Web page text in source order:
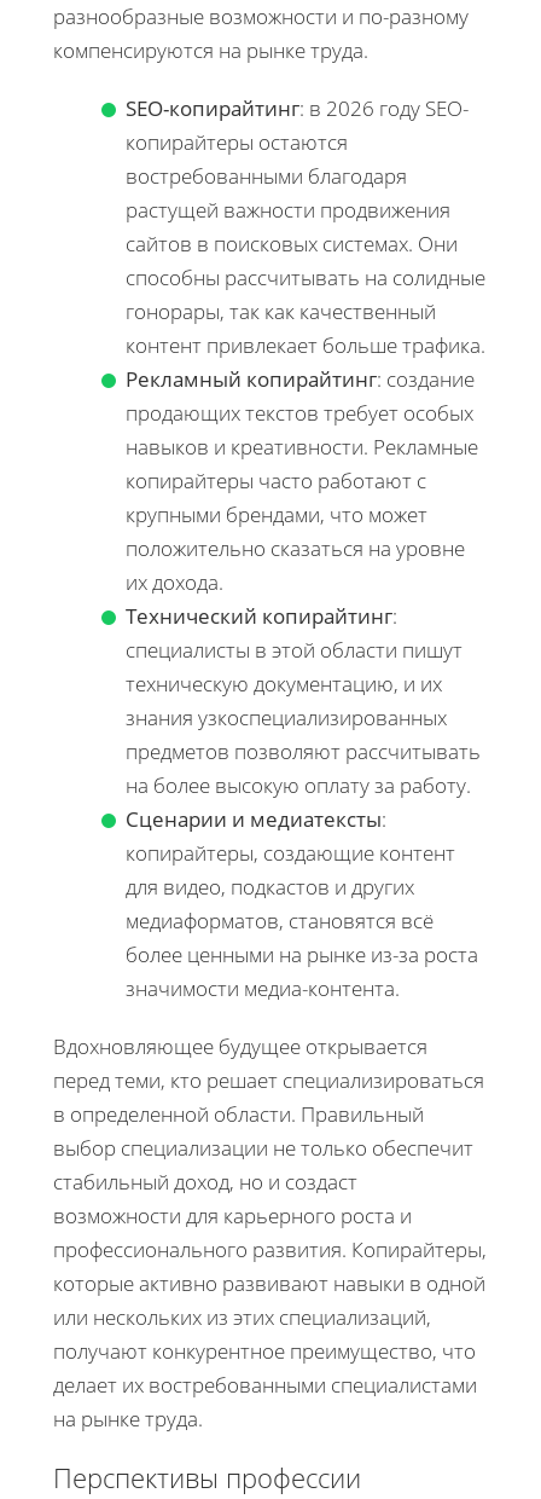
разнообразные возможности и по-разному
компенсируются на рынке труда.
SEO-копирайтинг: в 2026 году SEO-
копирайтеры остаются
востребованными благодаря
растущей важности продвижения
сайтов в поисковых системах. Они
способны рассчитывать на солидные
гонорары, так как качественный
контент привлекает больше трафика.
Рекламный копирайтинг: создание
продающих текстов требует особых
навыков и креативности. Рекламные
копирайтеры часто работают с
крупными брендами, что может
положительно сказаться на уровне
их дохода.
Технический копирайтинг:
специалисты в этой области пишут
техническую документацию, и их
знания узкоспециализированных
предметов позволяют рассчитывать
на более высокую оплату за работу.
Сценарии и медиатексты:
копирайтеры, создающие контент
для видео, подкастов и других
медиаформатов, становятся всё
более ценными на рынке из-за роста
значимости медиа-контента.
Вдохновляющее будущее открывается
перед теми, кто решает специализироваться
в определенной области. Правильный
выбор специализации не только обеспечит
стабильный доход, но и создаст
возможности для карьерного роста и
профессионального развития. Копирайтеры,
которые активно развивают навыки в одной
или нескольких из этих специализаций,
получают конкурентное преимущество, что
делает их востребованными специалистами
на рынке труда.
Перспективы профессии